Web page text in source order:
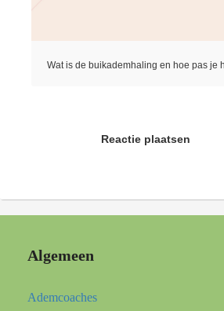
Wat is de buikademhaling en hoe pas je
Reactie plaatsen
Algemeen
Ademcoaches